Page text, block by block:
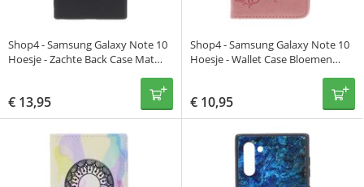
Shop4 - Samsung Galaxy Note 10
Hoesje - Zachte Back Case Mat
€ 13,95
Shop4 - Samsung Galaxy Note 10
Hoesje - Wallet Case Bloemen
€ 10,95